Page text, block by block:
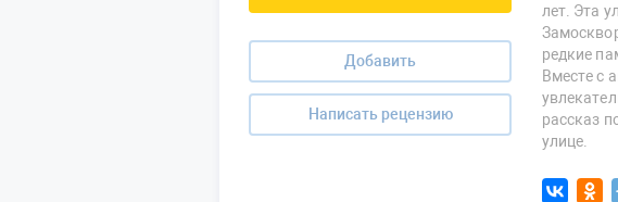
Добавить
Написать рецензию
лет. Эта
редкие
Вместе с
рассказ
улице.